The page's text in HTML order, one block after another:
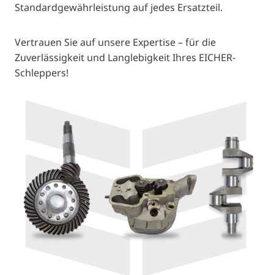
Standardgewährleistung auf jedes Ersatzteil.
Vertrauen Sie auf unsere Expertise – für die
Zuverlässigkeit und Langlebigkeit Ihres EICHER-
Schleppers!